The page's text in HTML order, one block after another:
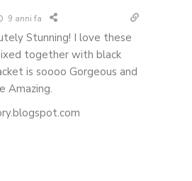
9 anni fa
Stunning! I love these
together with black
is soooo Gorgeous and
Amazing.